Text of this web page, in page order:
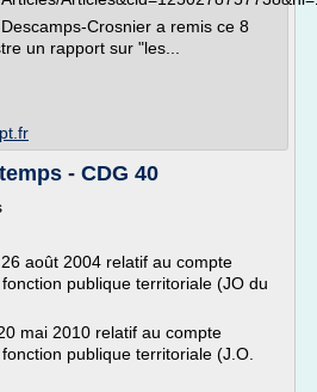
Crosnier a remis ce 8
un rapport sur "les...
- CDG 40
août 2004 relatif au compte
publique territoriale (JO du
mai 2010 relatif au compte
publique territoriale (J.O.